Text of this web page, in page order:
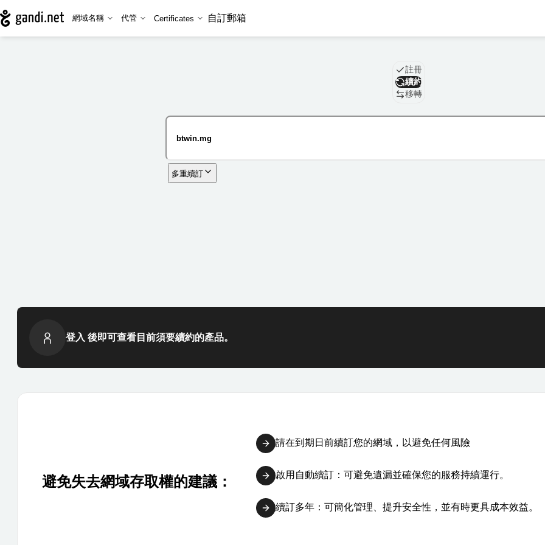
網域名稱 代管 Certificates 自訂郵箱
域名註冊
續約
移轉
多重續訂
登入 後即可查看目前須要續約的產品。
避免失去網域存取權的建議：
請在到期日前續訂您的網域，以避免任何風險
啟用自動續訂：可避免遺漏並確保您的服務持續運行。
續訂多年：可簡化管理、提升安全性，並有時更具成本效益。